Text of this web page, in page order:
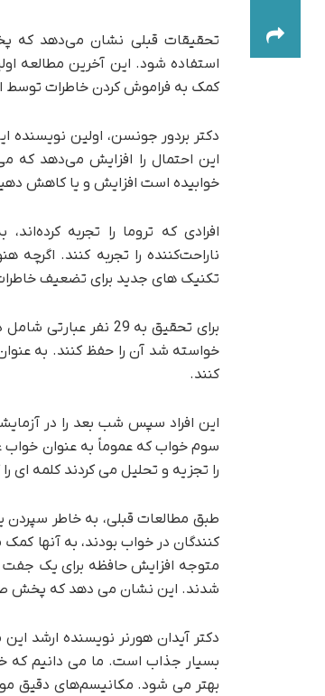
تحقیقات قبلی نشان می‌دهد که
استفاده شود. این آخرین مطالعه
کمک به فراموش کردن خاطرات توسط
دکتر بردور جونسن، اولین نویسنده
این احتمال را افزایش می‌دهد که
خوابیده است افزایش و یا کاهش
افرادی که تروما را تجربه
ناراحت‌کننده را تجربه کنند. اگرچه
تکنیک های جدید برای تضعیف خاطرات
برای تحقیق به 29
خواسته شد آن را حفظ کنند. به
کنند.
این افراد سپس شب بعد را در
سوم خواب که عموماً به عنوان خواب
را تجزیه و تحلیل می کردند کلمه
طبق مطالعات قبلی، به خاطر
کنندگان در خواب بودند، به آنها کمک
متوجه افزایش حافظه برای یک جفت
شدند. این نشان می دهد که پخش
دکتر آیدان هورنر نویسنده ارشد
بسیار جذاب است. ما می دانیم که
بهتر می شود. مکانیسم‌های دقیق